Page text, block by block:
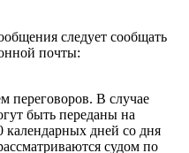
следует сообщать
почты:
переговоров. В случае
быть переданы на
календарных дней со дня
судом по